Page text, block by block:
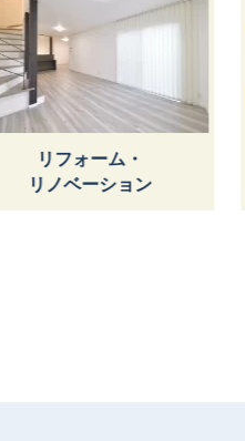
おうちポイント